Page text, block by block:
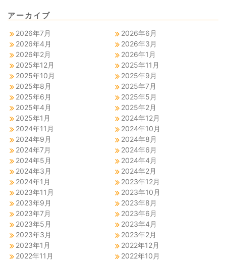
アーカイブ
2026年7月
2026年6月
2026年4月
2026年3月
2026年2月
2026年1月
2025年12月
2025年11月
2025年10月
2025年9月
2025年8月
2025年7月
2025年6月
2025年5月
2025年4月
2025年2月
2025年1月
2024年12月
2024年11月
2024年10月
2024年9月
2024年8月
2024年7月
2024年6月
2024年5月
2024年4月
2024年3月
2024年2月
2024年1月
2023年12月
2023年11月
2023年10月
2023年9月
2023年8月
2023年7月
2023年6月
2023年5月
2023年4月
2023年3月
2023年2月
2023年1月
2022年12月
2022年11月
2022年10月